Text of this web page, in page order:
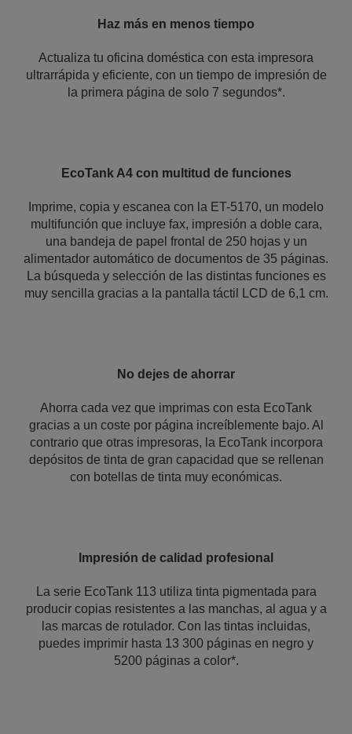
Haz más en menos tiempo
Actualiza tu oficina doméstica con esta impresora
ultrarrápida y eficiente, con un tiempo de impresión de
la primera página de solo 7 segundos*.
EcoTank A4 con multitud de funciones
Imprime, copia y escanea con la ET-5170, un modelo
multifunción que incluye fax, impresión a doble cara,
una bandeja de papel frontal de 250 hojas y un
alimentador automático de documentos de 35 páginas.
La búsqueda y selección de las distintas funciones es
muy sencilla gracias a la pantalla táctil LCD de 6,1 cm.
No dejes de ahorrar
Ahorra cada vez que imprimas con esta EcoTank
gracias a un coste por página increíblemente bajo. Al
contrario que otras impresoras, la EcoTank incorpora
depósitos de tinta de gran capacidad que se rellenan
con botellas de tinta muy económicas.
Impresión de calidad profesional
La serie EcoTank 113 utiliza tinta pigmentada para
producir copias resistentes a las manchas, al agua y a
las marcas de rotulador. Con las tintas incluidas,
puedes imprimir hasta 13 300 páginas en negro y
5200 páginas a color*.